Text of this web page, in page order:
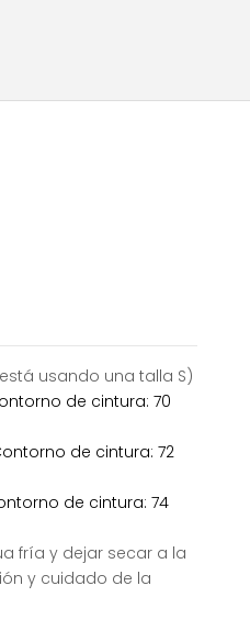
usando una talla S)
de cintura: 70
de cintura: 72
de cintura: 74
fría y dejar secar a la
y cuidado de la